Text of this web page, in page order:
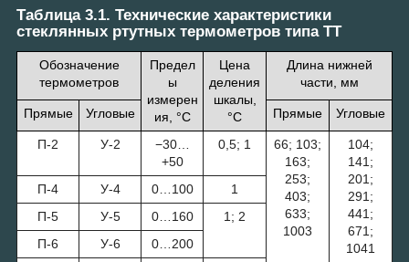
Таблица 3.1. Технические характеристики
стеклянных ртутных термометров типа ТТ
Обозначение
термометров
Предел
ы
измерен
ия, °С
Цена
деления
шкалы,
°С
Длина нижней
части, мм
Прямые Угловые Прямые Угловые
П-2 У-2
−30…
+50
0,5; 1
66; 103;
163;
253;
403;
633;
1003
104;
141;
201;
291;
441;
671;
1041
П-4 У-4 0…100
1
П-5
У-5 0…160
1; 2
П-6
У-6
0…200